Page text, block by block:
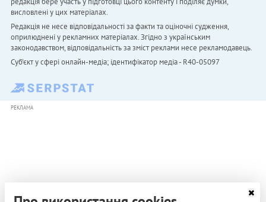
висловлені у цих матеріалах.
Редакція не несе відповідальності за факти та оціночні судження,
оприлюднені у рекламних матеріалах. Згідно з українським
законодавством, відповідальність за зміст реклами несе рекламодавець.
Cуб'єкт у сфері онлайн-медіа; ідентифікатор медіа - R40-05097
РЕКЛАМА